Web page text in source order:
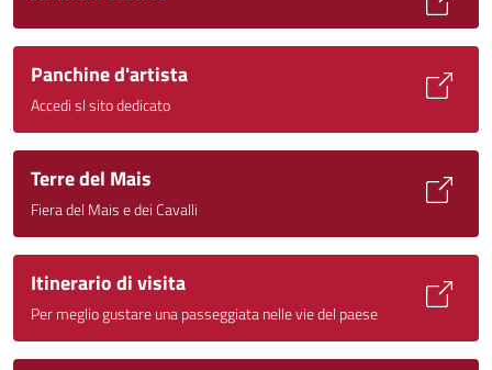
Panchine d'artista
Accedi sl sito dedicato
Terre del Mais
Fiera del Mais e dei Cavalli
Itinerario di visita
Per meglio gustare una passeggiata nelle vie del paese